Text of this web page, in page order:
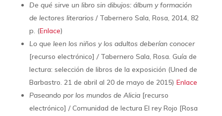
De qué sirve un libro sin dibujos: álbum y formación
de lectores literarios / Tabernero Sala, Rosa, 2014, 82
p. (Enlace)
Lo que leen los niños y los adultos deberían conocer
[recurso electrónico] / Tabernero Sala, Rosa. Guía de
lectura: selección de libros de la exposición (Uned de
Barbastro. 21 de abril al 20 de mayo de 2015) Enlace
Paseando por los mundos de Alicia[recurso
electrónico] / Comunidad de lectura El rey Rojo [Rosa